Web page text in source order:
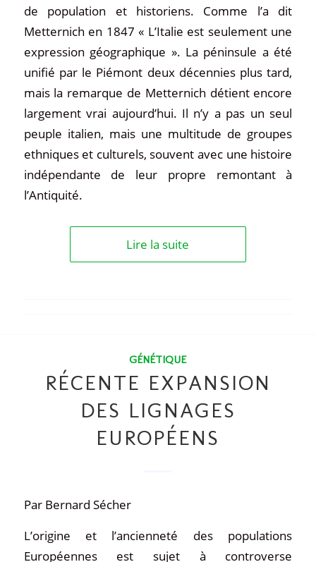
de population et historiens. Comme l’a dit
Metternich en 1847 « L’Italie est seulement une
expression géographique ». La péninsule a été
unifié par le Piémont deux décennies plus tard,
mais la remarque de Metternich détient encore
largement vrai aujourd’hui. Il n’y a pas un seul
peuple italien, mais une multitude de groupes
ethniques et culturels, souvent avec une histoire
indépendante de leur propre remontant à
l’Antiquité.
Lire la suite
GÉNÉTIQUE
RÉCENTE EXPANSION
DES LIGNAGES
EUROPÉENS
Par Bernard Sécher
L’origine et l’ancienneté des populations
Européennes est sujet à controverse